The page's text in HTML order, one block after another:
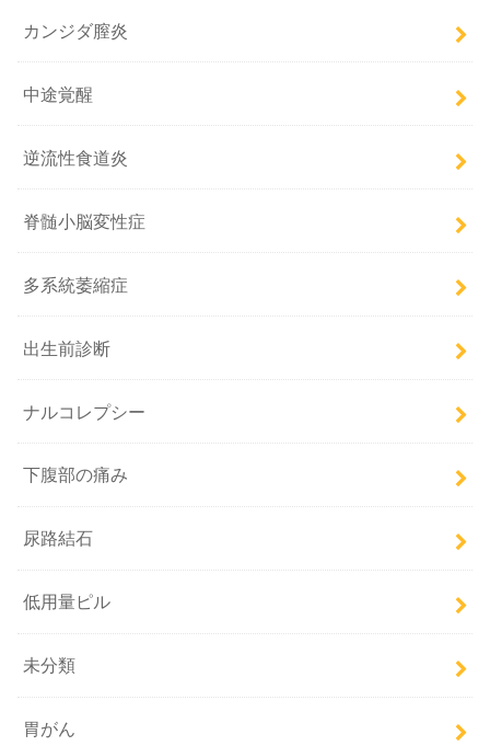
カンジダ膣炎
中途覚醒
逆流性食道炎
脊髄小脳変性症
多系統萎縮症
出生前診断
ナルコレプシー
下腹部の痛み
尿路結石
低用量ピル
未分類
胃がん